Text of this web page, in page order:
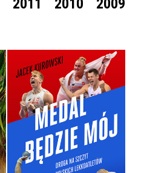
2011 2010
2009
MEDAL BĘDZIE MÓJ
JACEK KUROWSKI
OPRAWA MIĘKKA